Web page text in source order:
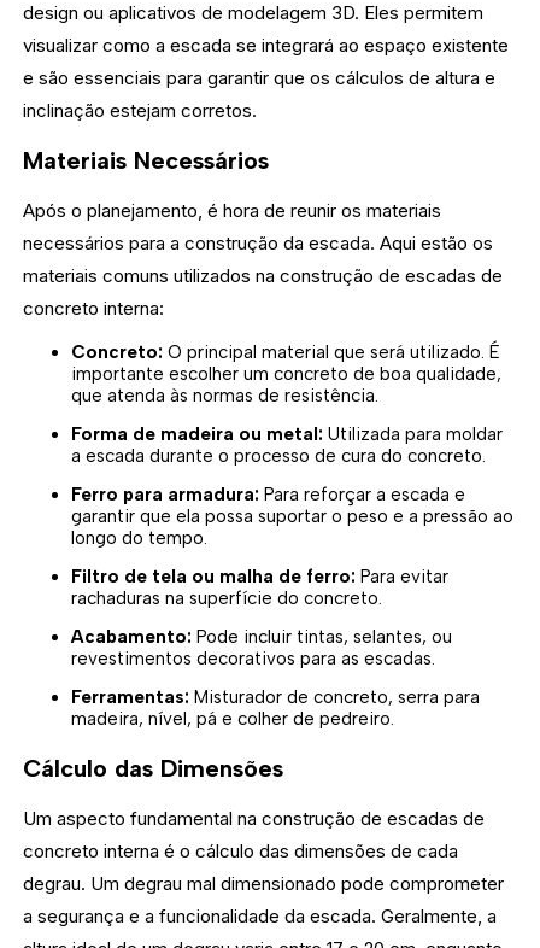
design ou aplicativos de modelagem 3D. Eles permitem
visualizar como a escada se integrará ao espaço existente
e são essenciais para garantir que os cálculos de altura e
inclinação estejam corretos.
Materiais Necessários
Após o planejamento, é hora de reunir os materiais
necessários para a construção da escada. Aqui estão os
materiais comuns utilizados na construção de escadas de
concreto interna:
Concreto: O principal material que será utilizado. É
importante escolher um concreto de boa qualidade,
que atenda às normas de resistência.
Forma de madeira ou metal: Utilizada para moldar
a escada durante o processo de cura do concreto.
Ferro para armadura: Para reforçar a escada e
garantir que ela possa suportar o peso e a pressão ao
longo do tempo.
Filtro de tela ou malha de ferro: Para evitar
rachaduras na superfície do concreto.
Acabamento: Pode incluir tintas, selantes, ou
revestimentos decorativos para as escadas.
Ferramentas: Misturador de concreto, serra para
madeira, nível, pá e colher de pedreiro.
Cálculo das Dimensões
Um aspecto fundamental na construção de escadas de
concreto interna é o cálculo das dimensões de cada
degrau. Um degrau mal dimensionado pode comprometer
a segurança e a funcionalidade da escada. Geralmente, a